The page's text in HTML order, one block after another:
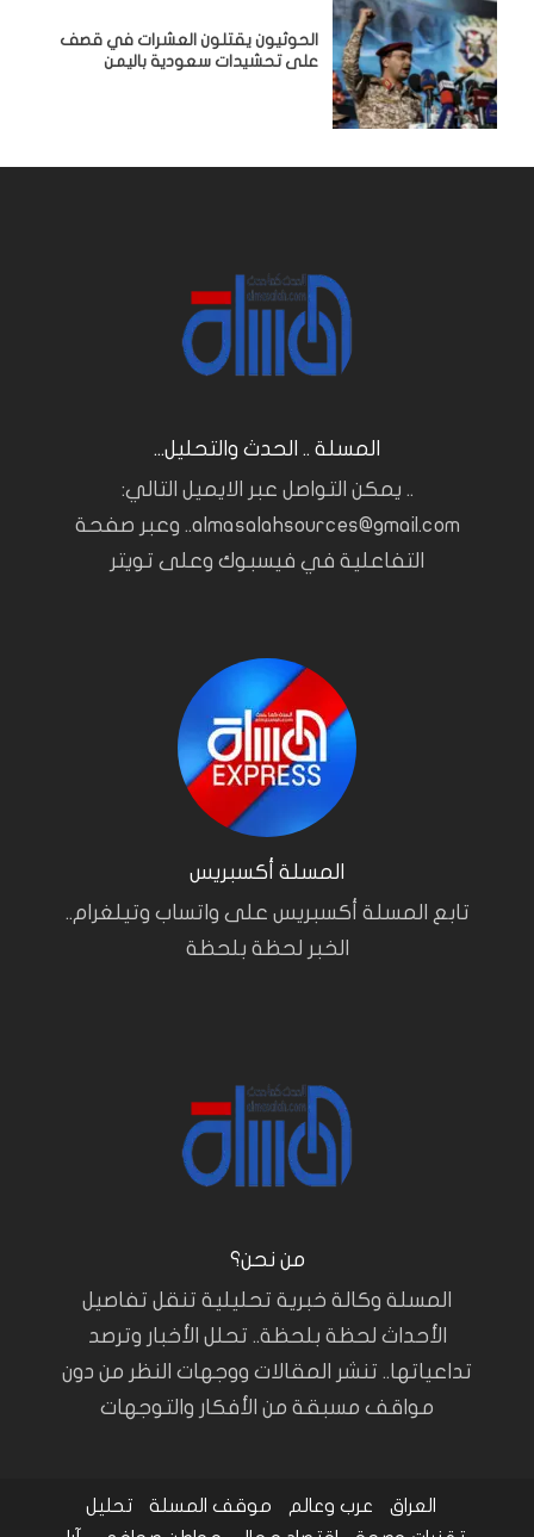
الحوثيون يقتلون العشرات في قصف
على تحشيدات سعودية باليمن
المسلة .. الحدث والتحليل...
.. يمكن التواصل عبر الايميل التالي:
almasalahsources@gmail.com.. وعبر صفحة
التفاعلية في فيسبوك وعلى تويتر
المسلة أكسبريس
تابع المسلة أكسبريس على واتساب وتيلغرام..
الخبر لحظة بلحظة
من نحن؟
المسلة وكالة خبرية تحليلية تنقل تفاصيل
الأحداث لحظة بلحظة.. تحلل الأخبار وترصد
تداعياتها.. تنشر المقالات ووجهات النظر من دون
مواقف مسبقة من الأفكار والتوجهات
العراق عرب وعالم موقف المسلة
تحليل